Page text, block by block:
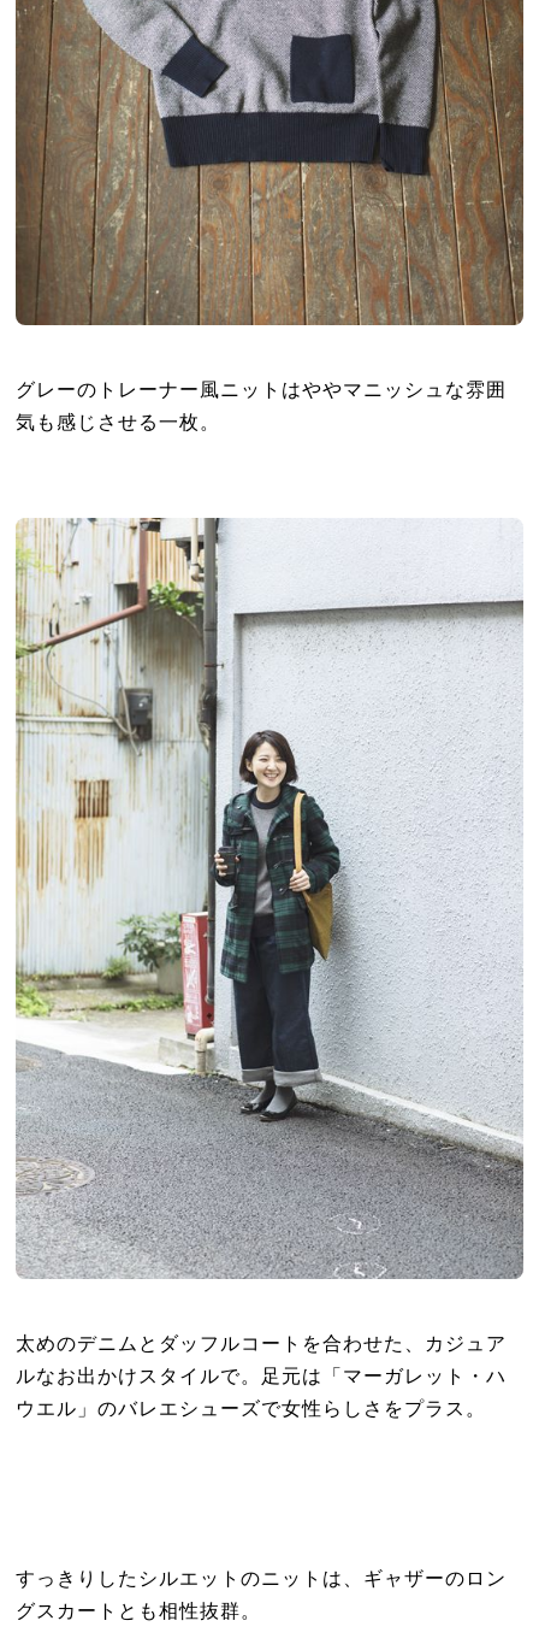
グレーのトレーナー風ニットはややマニッシュな雰囲
気も感じさせる一枚。
太めのデニムとダッフルコートを合わせた、カジュア
ルなお出かけスタイルで。足元は「マーガレット・ハ
ウエル」のバレエシューズで女性らしさをプラス。
すっきりしたシルエットのニットは、ギャザーのロン
グスカートとも相性抜群。